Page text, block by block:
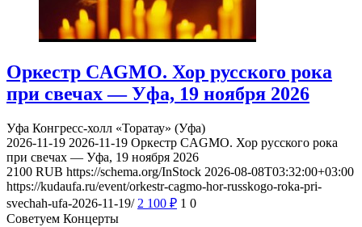
Оркестр CAGMO. Хор русского рока
при свечах — Уфа, 19 ноября 2026
Уфа Конгресс-холл «Торатау» (Уфа)
2026-11-19 2026-11-19 Оркестр CAGMO. Хор русского рока
при свечах — Уфа, 19 ноября 2026
2100 RUB https://schema.org/InStock 2026-08-08T03:32:00+03:00
https://kudaufa.ru/event/orkestr-cagmo-hor-russkogo-roka-pri-
svechah-ufa-2026-11-19/ 2 100 ₽ 1 0
Советуем Концерты